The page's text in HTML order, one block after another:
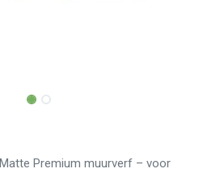
Premium muurverf – voor